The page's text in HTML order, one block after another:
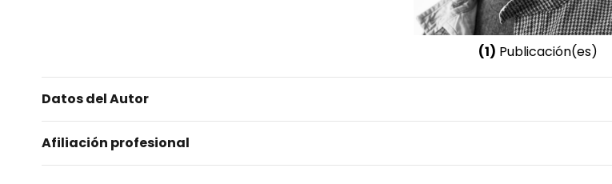
(1) Publicación(es)
Datos del Autor
Afiliación profesional